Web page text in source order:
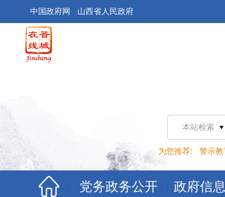
中国政府网 山西省人民政府
本站检索
为您推荐: 警示教
党务政务公开 政府信